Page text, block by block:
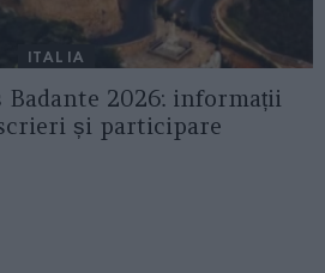
ITALIA
Badante 2026: informații
și participare